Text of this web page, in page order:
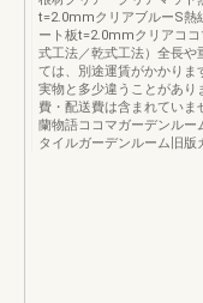
t=2.0mmクリアブルーS熱
ート板t=2.0mmクリアコ
式工法／乾式工法）全長や
ては、別途運賃がかかりま
実物と多少違うことがあり
費・配送費は含まれていま
蘭物語ココマガーデンルー
タイルガーデンルーム旧版